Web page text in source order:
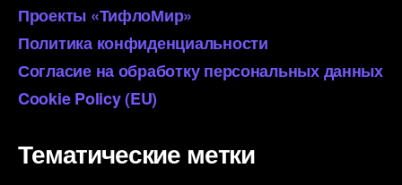
Проекты «ТифлоМир»
Политика конфиденциальности
Согласие на обработку персональных данных
Cookie Policy (EU)
Тематические метки